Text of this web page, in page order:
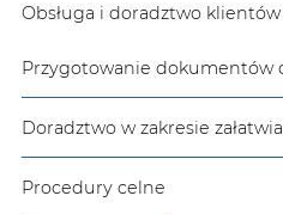
Obsługa i doradztwo
Przygotowanie dokumentów
Doradztwo w zakresie
Procedury celne